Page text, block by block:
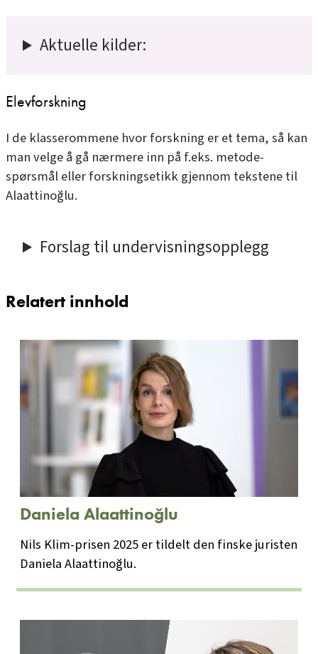
Aktuelle kilder:
Elevforskning
I de klasserommene hvor forskning er et tema, så kan
man velge å gå nærmere inn på f.eks. metode-
spørsmål eller forskningsetikk gjennom tekstene til
Alaattinoğlu.
Forslag til undervisningsopplegg
Relatert innhold
Daniela Alaattinoğlu
Nils Klim-prisen 2025 er tildelt den finske juristen
Daniela Alaattinoğlu.